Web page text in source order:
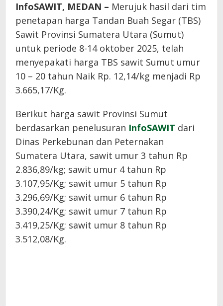
InfoSAWIT, MEDAN – Merujuk hasil dari tim
penetapan harga Tandan Buah Segar (TBS)
Sawit Provinsi Sumatera Utara (Sumut)
untuk periode 8-14 oktober 2025, telah
menyepakati harga TBS sawit Sumut umur
10 – 20 tahun Naik Rp. 12,14/kg menjadi Rp
3.665,17/Kg.
Berikut harga sawit Provinsi Sumut
berdasarkan penelusuran InfoSAWIT dari
Dinas Perkebunan dan Peternakan
Sumatera Utara, sawit umur 3 tahun Rp
2.836,89/kg; sawit umur 4 tahun Rp
3.107,95/Kg; sawit umur 5 tahun Rp
3.296,69/Kg; sawit umur 6 tahun Rp
3.390,24/Kg; sawit umur 7 tahun Rp
3.419,25/Kg; sawit umur 8 tahun Rp
3.512,08/Kg.